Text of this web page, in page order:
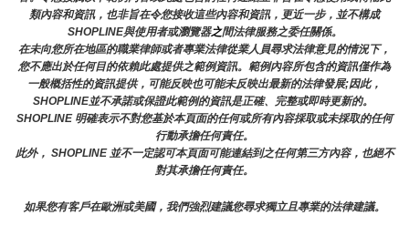
類內容和資訊，也非旨在令您接收這些內容和資訊，更近一步，並不構成
SHOPLINE與使用者或瀏覽器之間法律服務之委任關係。
在未向您所在地區的職業律師或者專業法律從業人員尋求法律意見的情況下，
您不應出於任何目的依賴此處提供之範例資訊。範例內容所包含的資訊僅作為
一般概括性的資訊提供，可能反映也可能未反映出最新的法律發展;因此，
SHOPLINE並不承諾或保證此範例的資訊是正確、完整或即時更新的。
SHOPLINE 明確表示不對您基於本頁面的任何或所有內容採取或未採取的任何
行動承擔任何責任。
此外， SHOPLINE 並不一定認可本頁面可能連結到之任何第三方內容，也絕不
對其承擔任何責任。
如果您有客戶在歐洲或美國，我們強烈建議您尋求獨立且專業的法律建議。